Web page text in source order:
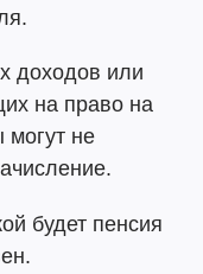
доходов или
на право на
не
будет пенсия